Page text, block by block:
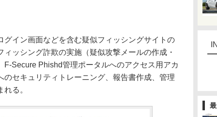
イン画面などを含む疑似フィッシングサイトの
ッシング詐欺の実施（疑似攻撃メールの作成・
F-Secure Phishd管理ポータルへのアクセス用アカ
のセキュリティトレーニング、報告書作成、管理
る。